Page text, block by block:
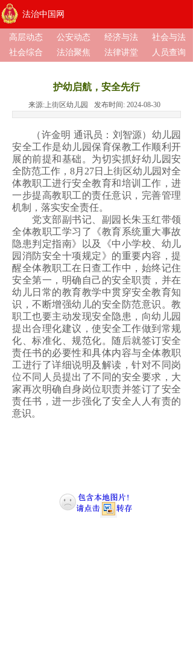
法治中国网
高层动态 公安动态 经济与法
社会与法
社会综合
法治聚焦 法律讲堂 人员查询
护幼启航，安全先行
来源:上街区幼儿园 发布时间: 2024-08-30
（许金明 通讯员：刘智源）幼儿园
安全工作是幼儿园保育保教工作顺利开
展的前提和基础。为切实抓好幼儿园安
全防范工作，8月27日上街区幼儿园对全
体教职工进行安全教育和培训工作，进
一步提高教职工的责任意识，完善管理
机制，落实安全责任。
党支部副书记、副园长朱玉红带领
全体教职工学习了《教育系统重大事故
隐患判定指南》以及《中小学校、幼儿
园消防安全十项规定》的重要内容，提
醒全体教职工在日查工作中，始终记住
安全第一，明确自己的安全职责，并在
幼儿日常的教育教学中贯穿安全教育知
识，不断增强幼儿的安全防范意识。教
职工也要主动发现安全隐患，向幼儿园
提出合理化建议，使安全工作做到常规
化、标准化、规范化。随后就签订安全
责任书的必要性和具体内容与全体教职
工进行了详细说明及解读，针对不同岗
位不同人员提出了不同的安全要求，大
家再次明确自身岗位职责并签订了安全
责任书，进一步强化了安全人人有责的
意识。